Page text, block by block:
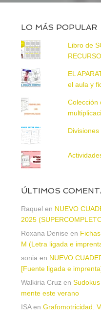
LO MÁS POPULAR
Libro de
EL
el aula y
Colección
ÚLTIMOS
Raquel en NUEVO
2025
Roxana Denise en
M (Letra ligada e
sonia en NUEVO
[Fuente ligada e
Walkiria Cruz en
mente este verano
ISAen Grafomotricidad.